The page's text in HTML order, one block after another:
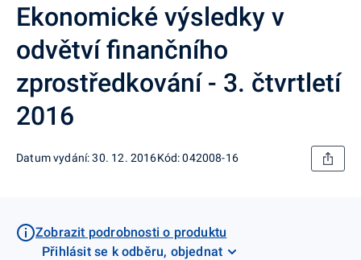
Ekonomické výsledky v
odvětví finančního
zprostředkování - 3. čtvrtletí
2016
Datum vydání: 30. 12. 2016Kód: 042008-16
Zobrazit podrobnosti o produktu
Přihlásit se k odběru, objednat